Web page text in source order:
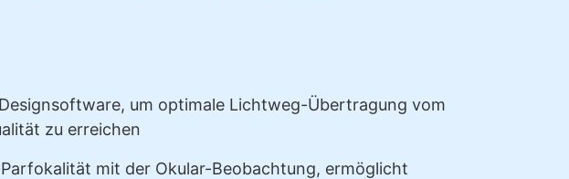
um optimale Lichtweg-Übertragung vom
zu erreichen
mit der Okular-Beobachtung, ermöglicht